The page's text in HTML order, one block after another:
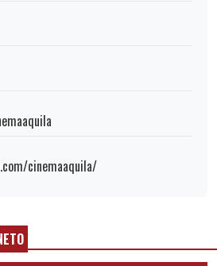
cinemaaquila/